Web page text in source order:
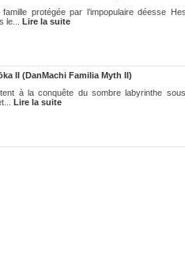
protégée par l’impopulaire déesse
le... Lire la suite
II (DanMachi Familia Myth II)
à la conquête du sombre labyrinthe
Lire la suite